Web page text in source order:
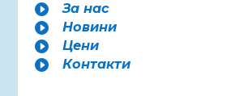
 За нас
 Новини
 Цени
 Контакти